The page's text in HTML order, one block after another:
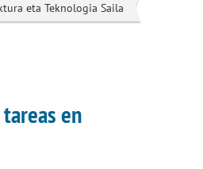
eta Teknologia Saila
en